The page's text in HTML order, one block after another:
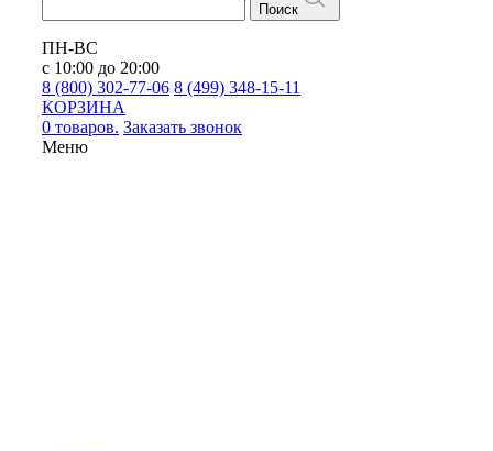
Поиск
ПН-ВС
с 10:00 до 20:00
8 (800) 302-77-06 8 (499) 348-15-11
КОРЗИНА
0 товаров. Заказать звонок
Меню